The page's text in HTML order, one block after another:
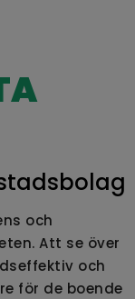
och
Att se över
och
för de boende